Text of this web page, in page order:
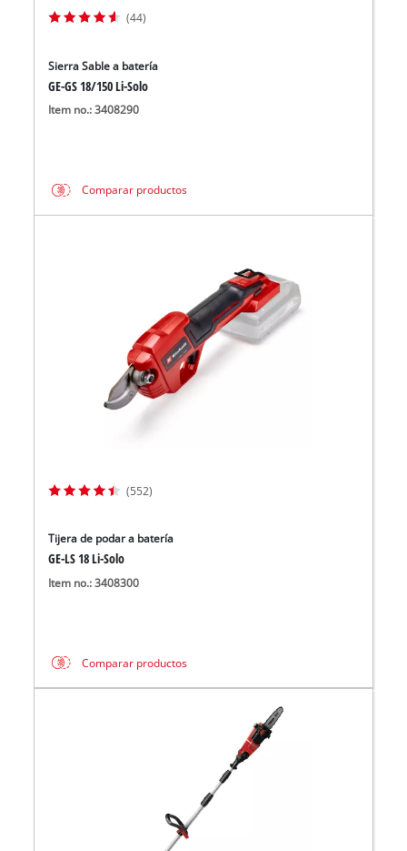
(44)
Sierra Sable a batería
GE-GS 18/150 Li-Solo
Item no.: 3408290
Comparar productos
(552)
Tijera de podar a batería
GE-LS 18 Li-Solo
Item no.: 3408300
Comparar productos